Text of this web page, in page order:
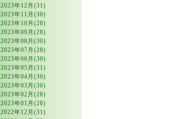
2023年12月(31)
2023年11月(30)
2023年10月(28)
2023年09月(28)
2023年08月(30)
2023年07月(28)
2023年06月(30)
2023年05月(31)
2023年04月(30)
2023年03月(30)
2023年02月(28)
2023年01月(28)
2022年12月(31)